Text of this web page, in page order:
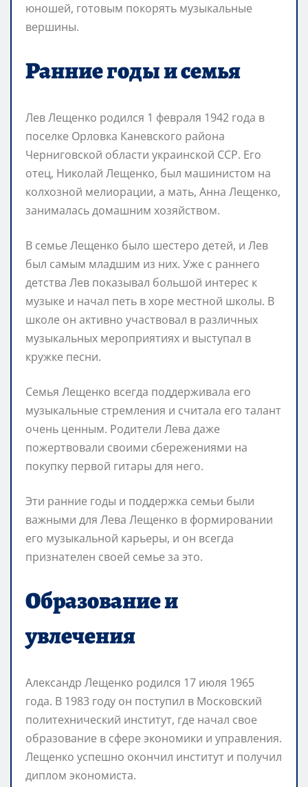
юношей, готовым покорять музыкальные
вершины.
Ранние годы и семья
Лев Лещенко родился 1 февраля 1942 года в
поселке Орловка Каневского района
Черниговской области украинской ССР. Его
отец, Николай Лещенко, был машинистом на
колхозной мелиорации, а мать, Анна Лещенко,
занималась домашним хозяйством.
В семье Лещенко было шестеро детей, и Лев
был самым младшим из них. Уже с раннего
детства Лев показывал большой интерес к
музыке и начал петь в хоре местной школы. В
школе он активно участвовал в различных
музыкальных мероприятиях и выступал в
кружке песни.
Семья Лещенко всегда поддерживала его
музыкальные стремления и считала его талант
очень ценным. Родители Лева даже
пожертвовали своими сбережениями на
покупку первой гитары для него.
Эти ранние годы и поддержка семьи были
важными для Лева Лещенко в формировании
его музыкальной карьеры, и он всегда
признателен своей семье за это.
Образование и
увлечения
Александр Лещенко родился 17 июля 1965
года. В 1983 году он поступил в Московский
политехнический институт, где начал свое
образование в сфере экономики и управления.
Лещенко успешно окончил институт и получил
диплом экономиста.